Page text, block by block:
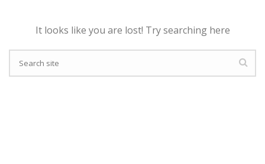
It looks like you are lost! Try searching here